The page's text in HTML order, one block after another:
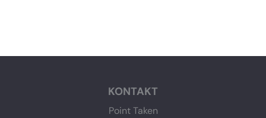
KONTAKT
Point Taken